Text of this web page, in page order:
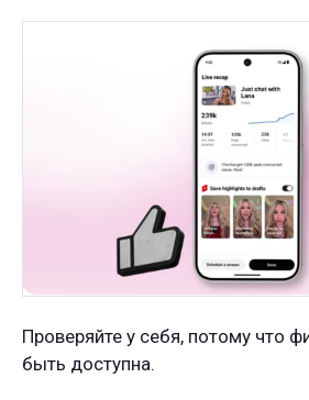
Проверяйте у себя, потому что
быть доступна.